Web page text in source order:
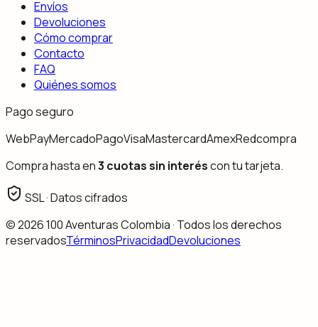
Envíos
Devoluciones
Cómo comprar
Contacto
FAQ
Quiénes somos
Pago seguro
WebPayMercadoPagoVisaMastercardAmexRedcompra
Compra hasta en3 cuotas sin interéscon tu tarjeta.
SSL · Datos cifrados
©2026100 Aventuras Colombia · Todos los derechos
reservadosTérminosPrivacidadDevoluciones